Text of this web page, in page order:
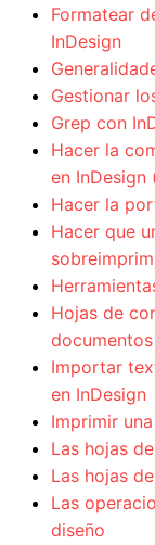
Formatear
InDesign
Gestionar
Grep con
Hacer la
en InDesign
Hacer la
Hacer que
Hojas de
Importar
en InDesign
Imprimir
Las hojas
Las hojas
Las
diseño